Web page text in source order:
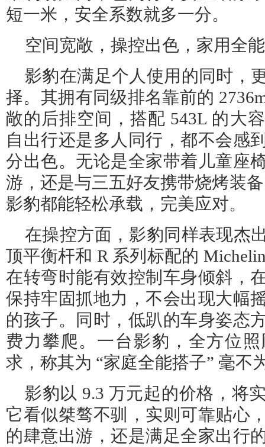
短一米，安全系数就多一分。
空间宽敞，操控出色，家用全能
影豹在满足个人使用的同时，
择。其拥有同级排名靠前的
敞的后排空间，搭配 543L 的大
自出行还是多人同行，都不会感
分出色。无论是全家带着儿童座
游，还是与三五好友携带烧烤装
影豹都能轻松承载，完美应对。
在操控方面，影豹同样表现杰
顶平衡杆和 R 系列标配的
在转弯时能有效控制车身倾斜，
保持牢固抓地力，不会出现大幅
的孩子。同时，低趴的车身姿态
费力攀爬。一台影豹，全方位
求，称其为 “家庭全能搭子” 毫不
影豹以 9.3 万元起的价格，将
它看似桀骜不驯，实则可靠贴心
的肆意出游，还是满足全家出行